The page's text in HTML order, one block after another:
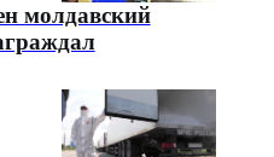
молдавский